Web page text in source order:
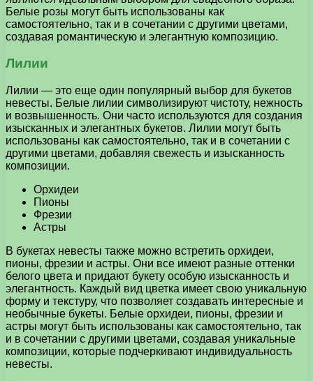
Белые розы могут быть использованы как
самостоятельно, так и в сочетании с другими цветами,
создавая романтическую и элегантную композицию.
Лилии
Лилии — это еще один популярный выбор для букетов
невесты. Белые лилии символизируют чистоту, нежность
и возвышенность. Они часто используются для создания
изысканных и элегантных букетов. Лилии могут быть
использованы как самостоятельно, так и в сочетании с
другими цветами, добавляя свежесть и изысканность
композиции.
Орхидеи
Пионы
Фрезии
Астры
В букетах невесты также можно встретить орхидеи,
пионы, фрезии и астры. Они все имеют разные оттенки
белого цвета и придают букету особую изысканность и
элегантность. Каждый вид цветка имеет свою уникальную
форму и текстуру, что позволяет создавать интересные и
необычные букеты. Белые орхидеи, пионы, фрезии и
астры могут быть использованы как самостоятельно, так
и в сочетании с другими цветами, создавая уникальные
композиции, которые подчеркивают индивидуальность
невесты.